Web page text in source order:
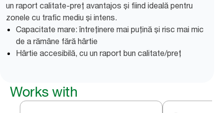
un raport calitate-preț avantajos și fiind ideală pentru
zonele cu trafic mediu și intens.
Capacitate mare: întreținere mai puțină și risc mai mic
de a rămâne fără hârtie
Hârtie accesibilă, cu un raport bun calitate/preț
Works with